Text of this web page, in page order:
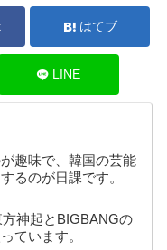
はてブ
LINE
趣味で、韓国の芸能
るのが日課です。
神起とBIGBANGの
ています。